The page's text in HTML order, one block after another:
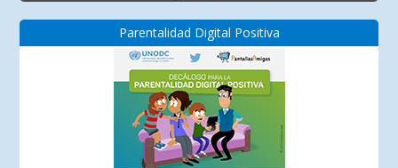
Parentalidad Digital Positiva